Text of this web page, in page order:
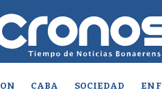
CABA SOCIEDAD EN